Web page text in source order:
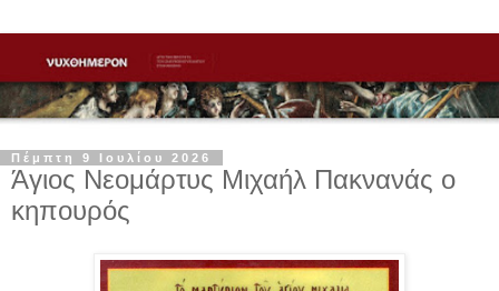
Πέμπτη 9 Ιουλίου 2026
Άγιος Νεομάρτυς Μιχαήλ Πακνανάς ο
κηπουρός